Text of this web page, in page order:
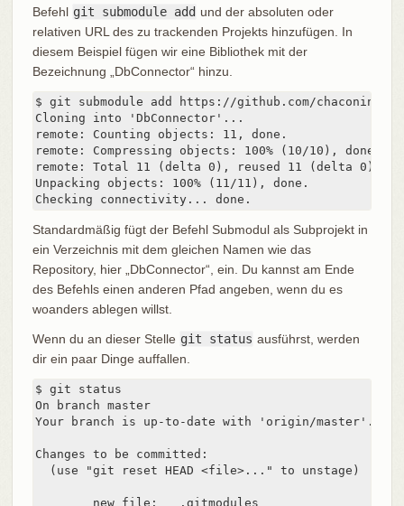
Befehl git submodule add und der absoluten oder
relativen URL des zu trackenden Projekts hinzufügen. In
diesem Beispiel fügen wir eine Bibliothek mit der
Bezeichnung „DbConnector“ hinzu.
$ git submodule add https://github.com/chaconinc/
Cloning into 'DbConnector'...
remote: Counting objects: 11, done.
remote: Compressing objects: 100% (10/10), done.
remote: Total 11 (delta 0), reused 11 (delta 0)
Unpacking objects: 100% (11/11), done.
Checking connectivity... done.
Standardmäßig fügt der Befehl Submodul als Subprojekt in
ein Verzeichnis mit dem gleichen Namen wie das
Repository, hier „DbConnector“, ein. Du kannst am Ende
des Befehls einen anderen Pfad angeben, wenn du es
woanders ablegen willst.
Wenn du an dieser Stelle git status ausführst, werden
dir ein paar Dinge auffallen.
$ git status
On branch master
Your branch is up-to-date with 'origin/master'.
Changes to be committed:
  (use "git reset HEAD <file>..." to unstage)